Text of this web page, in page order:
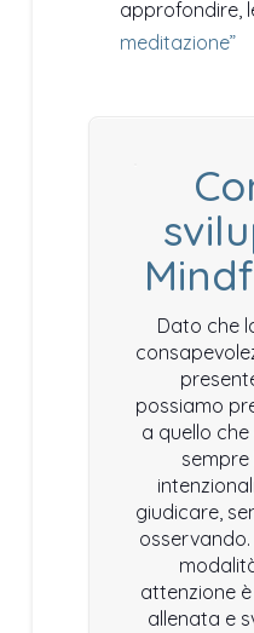
approfondire,
meditazione”
Dato che
possiamo
a quello
giudicare,
attenzione è
allenata e